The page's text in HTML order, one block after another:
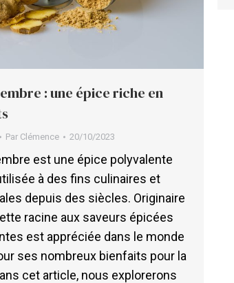
: une épice riche en
Par Clémence 20/10/2023
est une épice polyvalente
à des fins culinaires et
depuis des siècles. Originaire
racine aux saveurs épicées
est appréciée dans le monde
ses nombreux bienfaits pour la
cet article, nous explorerons